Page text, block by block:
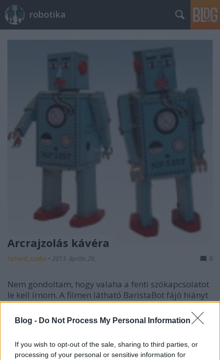
Blog - Do Not Process My Personal Information
If you wish to opt-out of the sale, sharing to third parties, or
processing of your personal or sensitive information for
robotika
Arcrajzolás kávéra
richard_szabo • 2013. április 29. 0
Nem gondoltam, hogy valaha a fenti szókapcsolatot
le kell írnom. A filmen látható BaristaBot fájó hiányt
pótol: lefényképezett arcunk körvonalát a kávéra
képezi le. Az egyik szerzőnek Kyle McDonaldnak
vannak egyéb érdekes projektjei is, például ez az